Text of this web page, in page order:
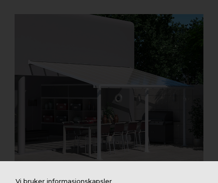
Vi bruker informasjonskapsler